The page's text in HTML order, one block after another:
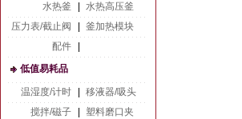
水热釜
水热高压釜
压力表/截止阀
釜加热模块
配件
低值易耗品
温湿度/计时
移液器/吸头
搅拌/磁子
塑料磨口夹